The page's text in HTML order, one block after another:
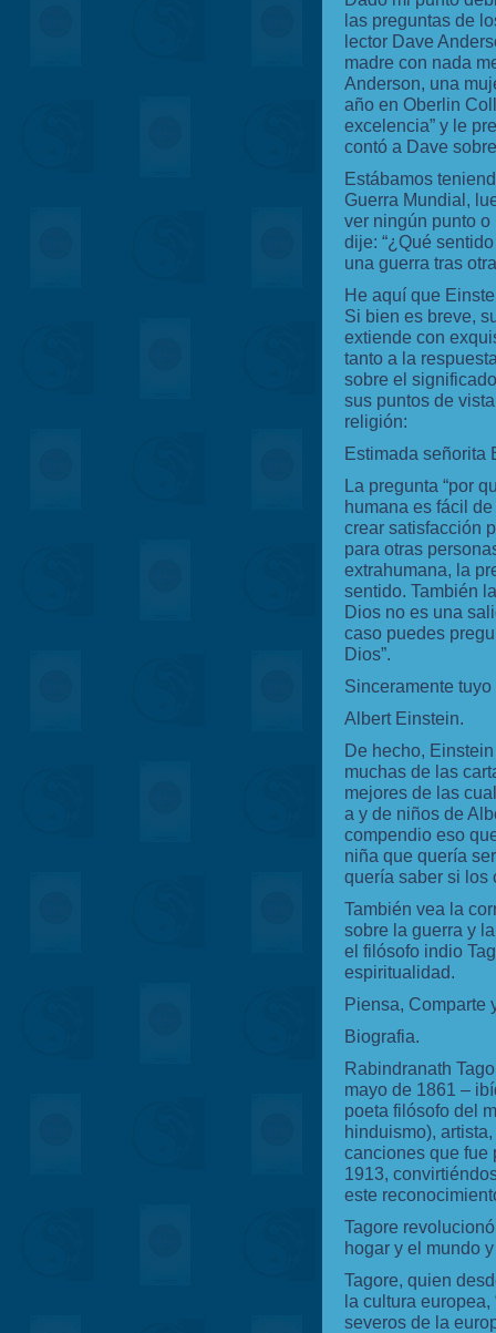
las preguntas de
lector Dave
madre con nada
Anderson, una
año en Oberlin
excelencia” y le
contó a Dave
Estábamos
Guerra Mundial,
ver ningún punto
dije: “¿Qué
una guerra tras
He aquí que
Si bien es breve,
extiende con
tanto a la
sobre el
sus puntos de
religión:
Estimada señorita
La pregunta “por
humana es fácil
crear satisfacción
para otras
extrahumana, la
sentido. También
Dios no es una
caso puedes
Dios”.
Sinceramente tuyo
Albert Einstein.
De hecho,
muchas de las
mejores de las
a y de niños de
compendio eso
niña que quería
quería saber si los
También vea la
sobre la guerra y
el filósofo indio
espiritualidad.
Piensa,
Biografia.
Rabindranath
mayo de 1861 –
poeta filósofo del
hinduismo),
canciones que fue
1913,
este
Tagore
hogar y el mundo
Tagore, quien
la cultura europea,
severos de la